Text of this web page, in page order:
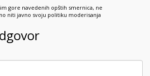
gore navedenih opštih smernica, ne
niti javno svoju politiku moderisanja